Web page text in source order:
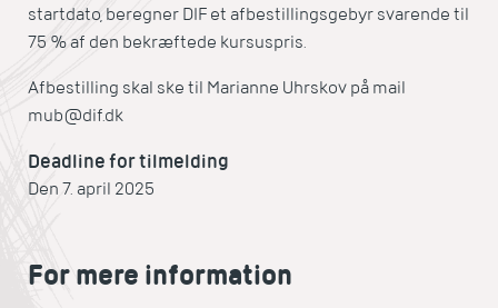
startdato, beregner DIF et afbestillingsgebyr svarende til
75 % af den bekræftede kursuspris.
Afbestilling skal ske til Marianne Uhrskov på mail
mub@dif.dk
Deadline for tilmelding
Den 7. april 2025
For mere information